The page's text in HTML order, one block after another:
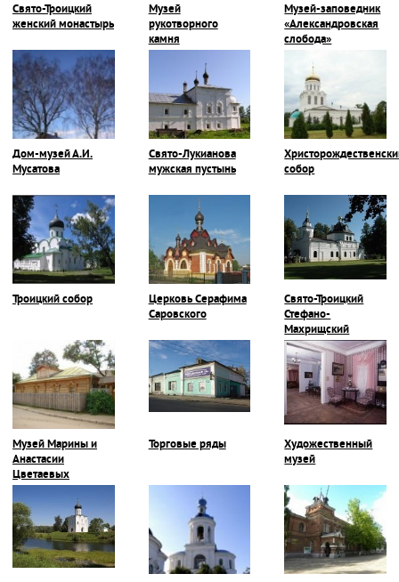
Свято-Троицкий
женский монастырь
Музей
рукотворного
камня
Музей-заповедник
«Александровская
слобода»
Дом-музей А.И.
Мусатова
Свято-Лукианова
мужская пустынь
собор
Троицкий собор
Церковь Серафима
Саровского
Свято-Троицкий
Стефано-
Махрищский
монастырь
Музей Марины и
Анастасии
Цветаевых
Торговые ряды
Художественный
музей